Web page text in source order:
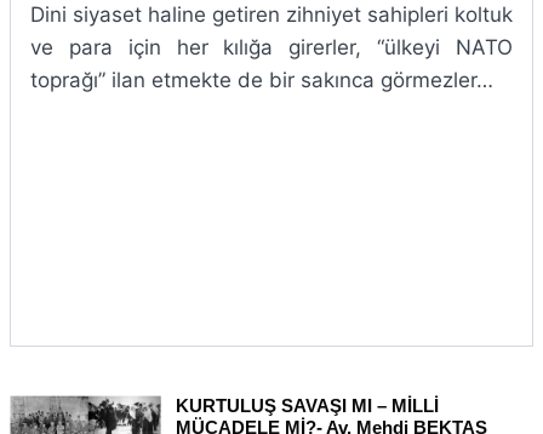
Dini siyaset haline getiren zihniyet sahipleri koltuk
ve para için her kılığa girerler, “ülkeyi NATO
toprağı” ilan etmekte de bir sakınca görmezler…
KURTULUŞ SAVAŞI MI – MİLLİ
MÜCADELE Mİ?- Av. Mehdi BEKTAŞ